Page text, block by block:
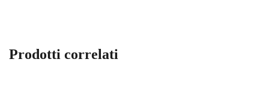
Prodotti correlati